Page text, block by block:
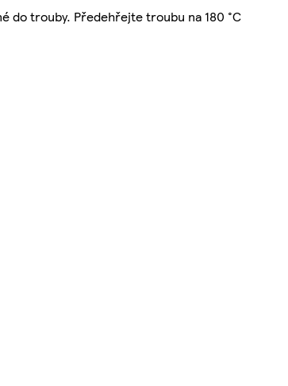
do trouby. Předehřejte troubu na 180 °C